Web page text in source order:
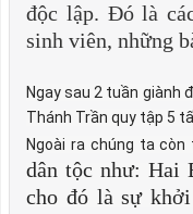
độc lập. Đó là
sinh viên, những
Ngay sau 2 tuần giành
Thánh Trần quy tập 5
Ngoài ra chúng ta
dân tộc như: Hai
cho đó là sự